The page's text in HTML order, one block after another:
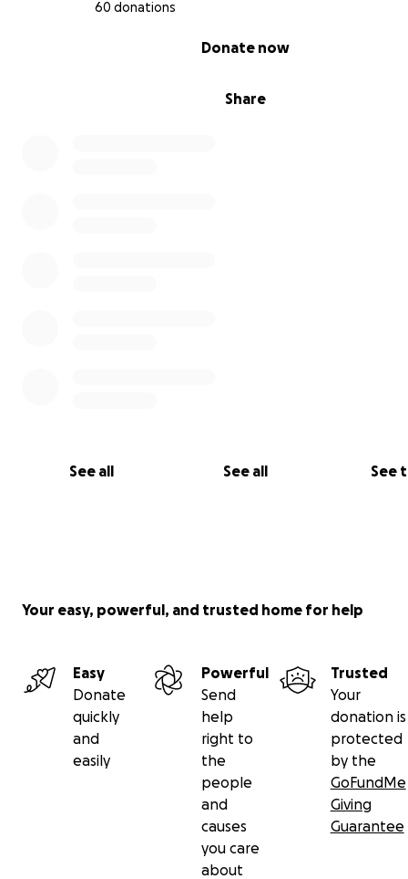
60 donations
Share
Donate now
See all See all See
Your easy, powerful, and trusted home for help
Easy
Donate
quickly
and
easily
Powerful
Send
help
right to
the
people
and
causes
you care
about
Trusted
Your
donation is
protected
by the
GoFundMe
Giving
Guarantee